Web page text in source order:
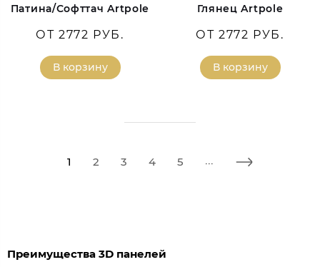
Патина/Софттач Artpole
ОТ 2772 РУБ.
В корзину
Глянец Artpole
ОТ 2772 РУБ.
В корзину
1 2 3 4 5 ...
Преимущества 3D панелей